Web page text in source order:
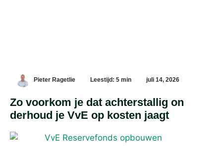
Pieter Ragetlie Leestijd: 5 min juli 14, 2026
Zo voorkom je dat achterstallig on
derhoud je VvE op kosten jaagt